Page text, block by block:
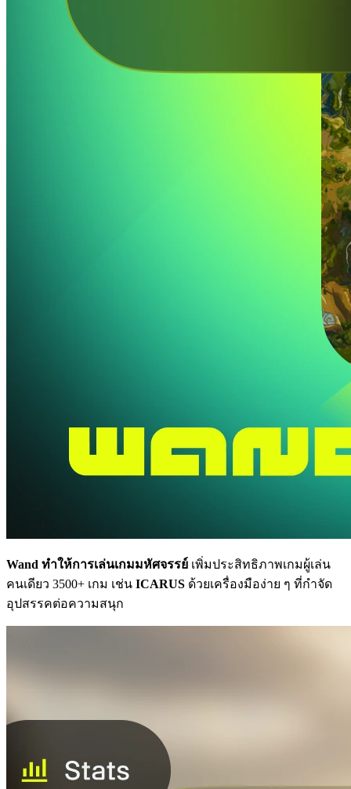
Wand ทำให้การเล่นเกมมหัศจรรย์ เพิ่มประสิทธิภาพเกมผู้เล่น
คนเดียว 3500+ เกม เช่น ICARUS ด้วยเครื่องมือง่าย ๆ ที่กำจัด
อุปสรรคต่อความสนุก